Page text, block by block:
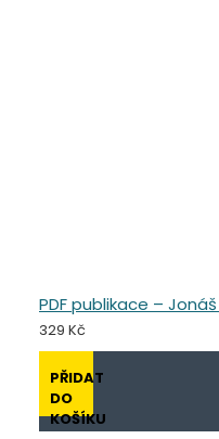
329 Kč
PŘIDAT
DO
KOŠÍKU